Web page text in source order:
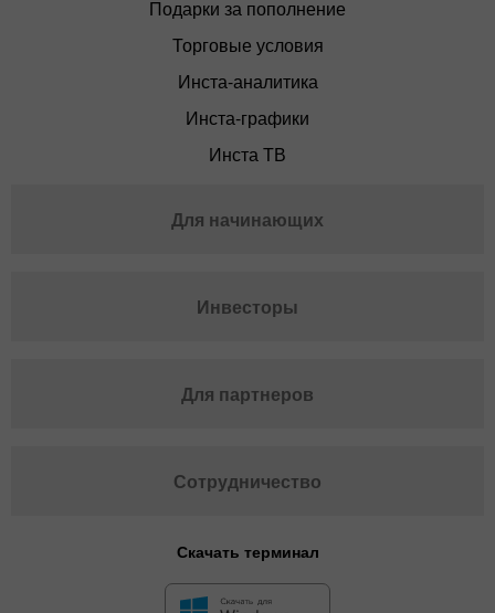
Подарки за пополнение
Торговые условия
Инста-аналитика
Инста-графики
Инста ТВ
Для начинающих
Инвесторы
Для партнеров
Сотрудничество
Скачать терминал